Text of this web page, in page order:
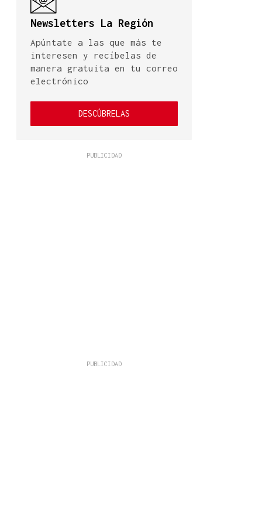
Newsletters La Región
Apúntate a las que más te
interesen y recíbelas de
manera gratuita en tu correo
electrónico
DESCÚBRELAS